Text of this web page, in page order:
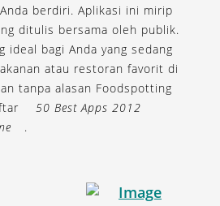
berdiri. Aplikasi ini mirip
ditulis bersama oleh publik.
ideal bagi Anda yang sedang
atau restoran favorit di
tanpa alasan Foodspotting
50 Best Apps 2012
.